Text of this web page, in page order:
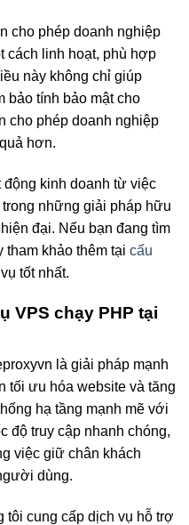
cho phép doanh nghiệp
cách linh hoạt, phù hợp
này không chỉ giúp
bảo tính bảo mật cho
cho phép doanh nghiệp
hơn.
kinh doanh từ việc
những giải pháp hữu
đại. Nếu bạn đang tìm
tham khảo thêm tại cấu
tốt nhất.
VPS chạy PHP tại
là giải pháp mạnh
tối ưu hóa website và tăng
hạ tầng mạnh mẽ với
độ truy cập nhanh chóng,
việc giữ chân khách
dùng.
tôi cung cấp dịch vụ hỗ trợ